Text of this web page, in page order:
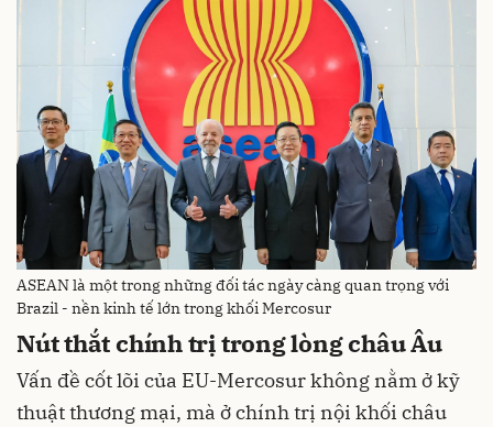
ASEAN là một trong những đối tác ngày càng quan trọng với
Brazil - nền kinh tế lớn trong khối Mercosur
Nút thắt chính trị trong lòng châu Âu
Vấn đề cốt lõi của EU-Mercosur không nằm ở kỹ
thuật thương mại, mà ở chính trị nội khối châu